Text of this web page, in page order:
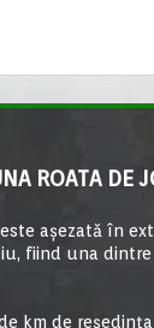
ROATA DE
aşezată în
fiind una dintre
km de